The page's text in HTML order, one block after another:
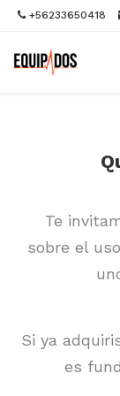
+56233650418
Te
sobre el
Si ya
es